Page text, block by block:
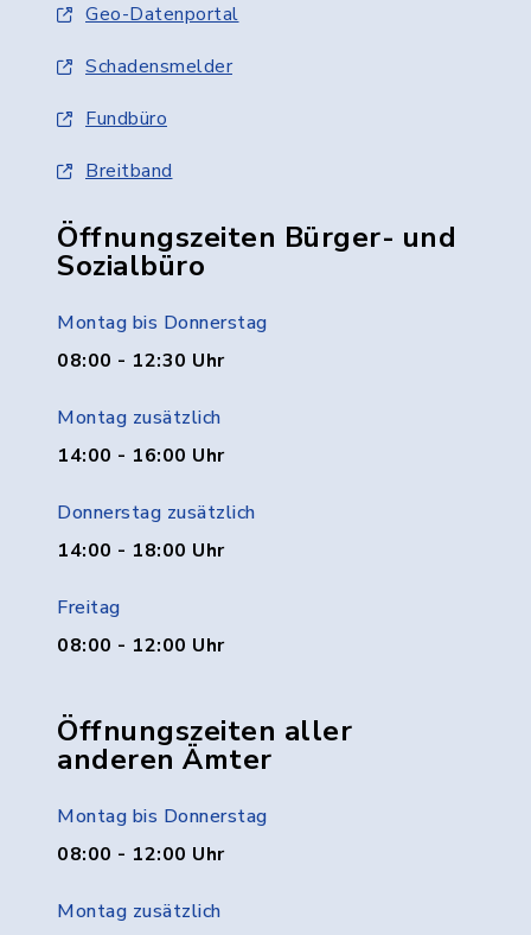
Geo-Datenportal
Schadensmelder
Fundbüro
Breitband
Öffnungszeiten Bürger- und
Sozialbüro
Montag bis Donnerstag
08:00 - 12:30 Uhr
Montag zusätzlich
14:00 - 16:00 Uhr
Donnerstag zusätzlich
14:00 - 18:00 Uhr
Freitag
08:00 - 12:00 Uhr
Öffnungszeiten aller
anderen Ämter
Montag bis Donnerstag
08:00 - 12:00 Uhr
Montag zusätzlich